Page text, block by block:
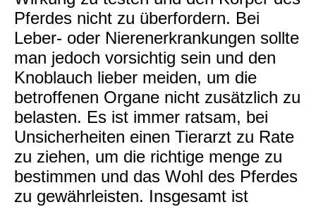
Pferdes nicht zu überfordern. Bei
Leber- oder Nierenerkrankungen sollte
man jedoch vorsichtig sein und den
Knoblauch lieber meiden, um die
betroffenen Organe nicht zusätzlich zu
belasten. Es ist immer ratsam, bei
Unsicherheiten einen Tierarzt zu Rate
zu ziehen, um die richtige menge zu
bestimmen und das Wohl des Pferdes
zu gewährleisten. Insgesamt ist